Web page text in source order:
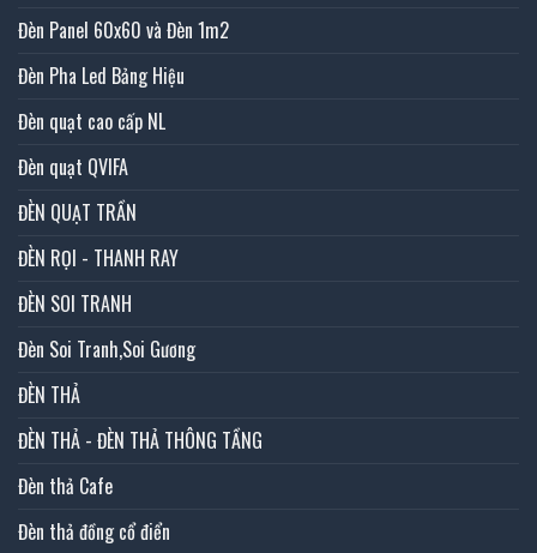
Đèn Panel 60x60 và Đèn 1m2
Đèn Pha Led Bảng Hiệu
Đèn quạt cao cấp NL
Đèn quạt QVIFA
ĐÈN QUẠT TRẦN
ĐÈN RỌI - THANH RAY
ĐÈN SOI TRANH
Đèn Soi Tranh,Soi Gương
ĐÈN THẢ
ĐÈN THẢ - ĐÈN THẢ THÔNG TẦNG
Đèn thả Cafe
Đèn thả đồng cổ điển